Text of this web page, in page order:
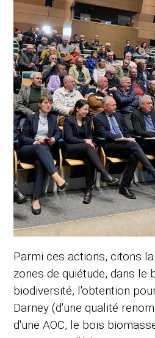
Parmi ces actions, citons
zones de quiétude, dans le
biodiversité, l'obtention
Darney (d'une qualité
d'une AOC, le bois